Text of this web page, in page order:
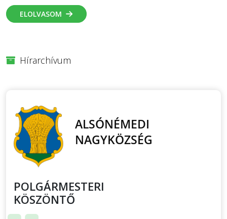
ELOLVASOM
Hírarchívum
POLGÁRMESTERI
KÖSZÖNTŐ